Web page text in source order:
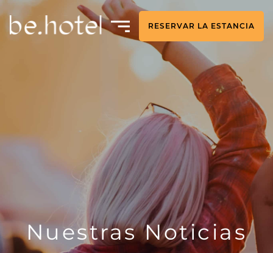
RESERVAR LA ESTANCIA
Nuestras Noticias